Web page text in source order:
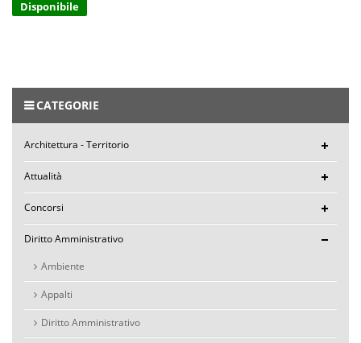
Disponibile
CATEGORIE
Architettura - Territorio
Attualità
Concorsi
Diritto Amministrativo
Ambiente
Appalti
Diritto Amministrativo